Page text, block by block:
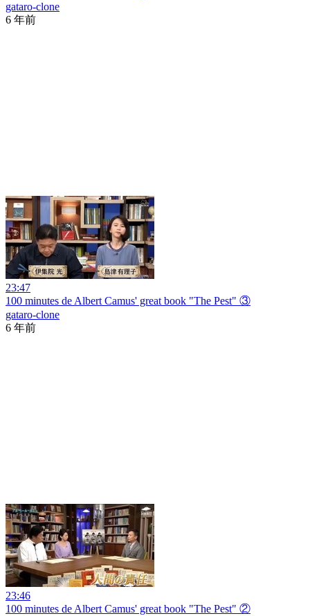
gataro-clone
6 年前
23:47
100 minutes de Albert Camus' great book "The Pest" ③
gataro-clone
6 年前
23:46
100 minutes de Albert Camus' great book "The Pest" ②